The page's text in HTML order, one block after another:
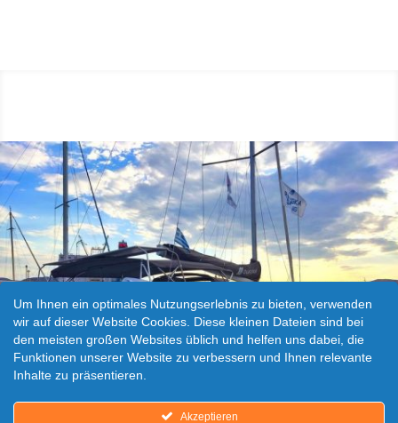
Um Ihnen ein optimales Nutzungserlebnis zu bieten, verwenden
wir auf dieser Website Cookies. Diese kleinen Dateien sind bei
den meisten großen Websites üblich und helfen uns dabei, die
Funktionen unserer Website zu verbessern und Ihnen relevante
Inhalte zu präsentieren.
Akzeptieren